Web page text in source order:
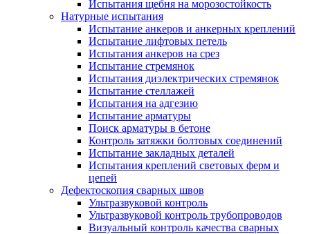
Испытания щебня на морозостойкость
Натурные испытания
Испытание анкеров и анкерных креплений
Испытание лифтовых петель
Испытания анкеров на срез
Испытание стремянок
Испытания диэлектрических стремянок
Испытание стеллажей
Испытания на адгезию
Испытание арматуры
Поиск арматуры в бетоне
Контроль затяжки болтовых соединений
Испытание закладных деталей
Испытания креплений световых ферм и
цепей
Дефектоскопия сварных швов
Ультразвуковой контроль
Ультразвуковой контроль трубопроводов
Визуальный контроль качества сварных